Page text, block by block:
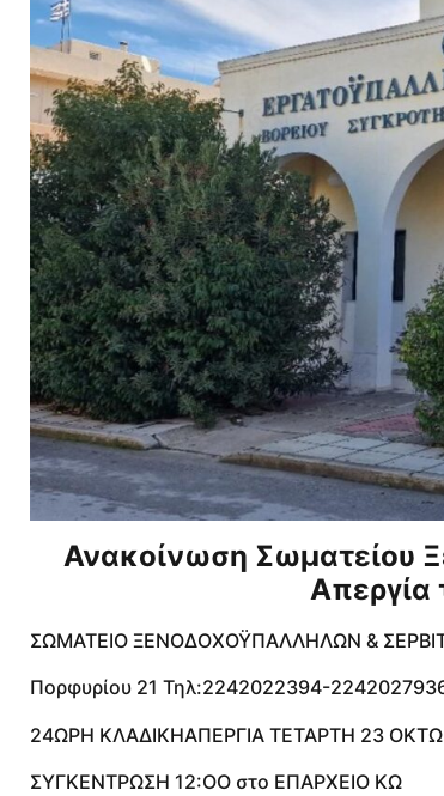
Ανακοίνωση Σωματείου
Απεργία
ΣΩΜΑΤΕΙΟ ΞΕΝΟΔΟΧΟΫΠΑΛΛΗΛΩΝ &
Πορφυρίου 21 Τηλ:2242022394-
24ΩΡΗ ΚΛΑΔΙΚΗΑΠΕΡΓΙΑ ΤΕΤΑΡΤΗ 23
ΣΥΓΚΕΝΤΡΩΣΗ 12:ΟΟ στο ΕΠΑΡΧΕΙΟ ΚΩ